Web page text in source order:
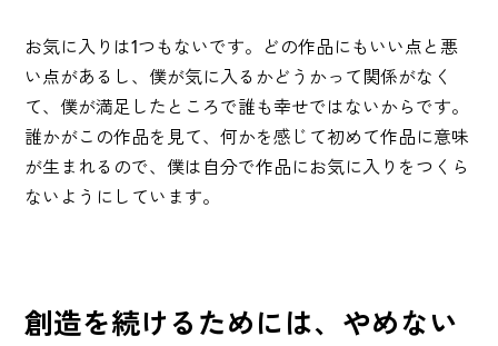
お気に入りは1つもないです。どの作品にもいい点と悪
い点があるし、僕が気に入るかどうかって関係がなく
て、僕が満足したところで誰も幸せではないからです。
誰かがこの作品を見て、何かを感じて初めて作品に意味
が生まれるので、僕は自分で作品にお気に入りをつくら
ないようにしています。
創造を続けるためには、やめない